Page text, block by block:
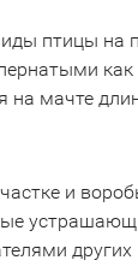
птицы на
как
на мачте
и